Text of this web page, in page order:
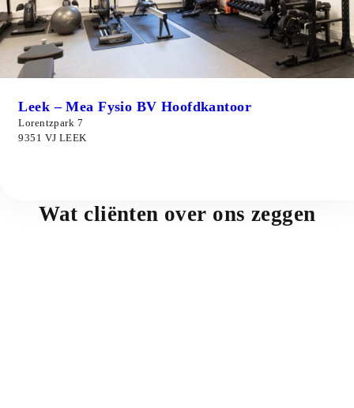
Leek – Mea Fysio BV Hoofdkantoor
Lorentzpark 7
9351 VJ LEEK
Wat cliënten over ons zeggen